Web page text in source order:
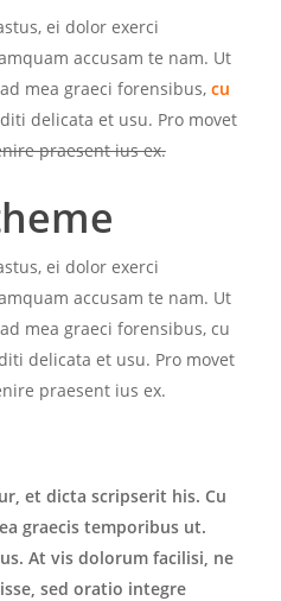
ei dolor exerci
accusam te nam. Ut
mea graeci forensibus,cu
delicata et usu. Pro movet
praesent ius ex.
ei dolor exerci
accusam te nam. Ut
mea graeci forensibus, cu
delicata et usu. Pro movet
praesent ius ex.
et dicta scripserit his. Cu
graecis temporibus ut.
At vis dolorum facilisi, ne
sed oratio integre